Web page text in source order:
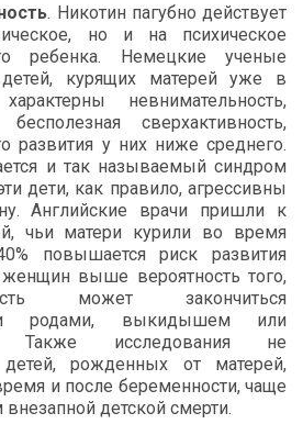
. Никотин пагубно действует
, но и на
психическое
ребенка. Немецкие
ученые
детей, курящих матерей уже
в
характерны невнимательность,
бесполезная сверхактивность,
развития у них ниже среднего.
и так называемый синдром
дети, как правило,агрессивны
.Английские врачи пришли
к
, чьи матери курили во
время
повышается риск
развития
женщин выше вероятность того,
может
закончиться
родами, выкидышем
или
Также исследования
не
детей, рожденных от матерей,
и после беременности,чаще
внезапной детской смерти.